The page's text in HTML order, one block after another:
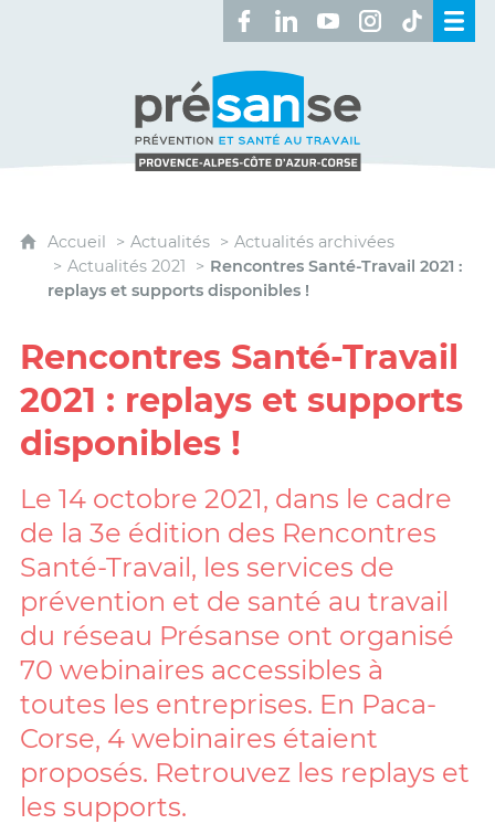
Retrouvez-nous sur Facebook
Retrouvez-nous sur
Retrouvez-nous sur
Retrouvez-
Accueil Actualités
Actualités archivées
Actualités 2021
Rencontres Santé-Travail 2021 :
replays et supports disponibles !
Rencontres Santé-Travail
2021 : replays et supports
disponibles !
Le 14 octobre 2021, dans le cadre
de la 3e édition des Rencontres
Santé-Travail, les services de
prévention et de santé au travail
du réseau Présanse ont organisé
70 webinaires accessibles à
toutes les entreprises. En Paca-
Corse, 4 webinaires étaient
proposés. Retrouvez les replays et
les supports.